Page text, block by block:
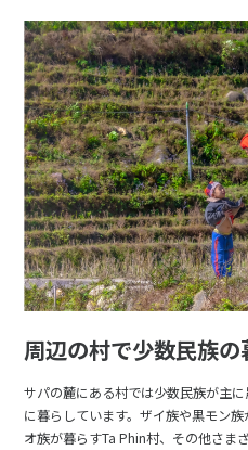
周辺の村で少数民族
サパの麓にある村では少数民族が主
に暮らしています。ザイ族や黒モン
オ族が暮らすTa Phin村、その他さま